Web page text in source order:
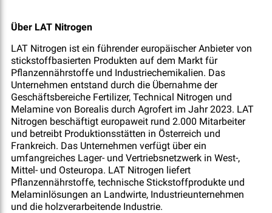
Über LAT Nitrogen
LAT Nitrogen ist ein führender europäischer Anbieter von
stickstoffbasierten Produkten auf dem Markt für
Pflanzennährstoffe und Industriechemikalien. Das
Unternehmen entstand durch die Übernahme der
Geschäftsbereiche Fertilizer, Technical Nitrogen und
Melamine von Borealis durch Agrofert im Jahr 2023. LAT
Nitrogen beschäftigt europaweit rund 2.000 Mitarbeiter
und betreibt Produktionsstätten in Österreich und
Frankreich. Das Unternehmen verfügt über ein
umfangreiches Lager- und Vertriebsnetzwerk in West-,
Mittel- und Osteuropa. LAT Nitrogen liefert
Pflanzennährstoffe, technische Stickstoffprodukte und
Melaminlösungen an Landwirte, Industrieunternehmen
und die holzverarbeitende Industrie.